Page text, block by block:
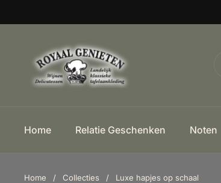
Home Relatie Geschenken Noten
Home / Collecties / Luxe hapjes op schaal